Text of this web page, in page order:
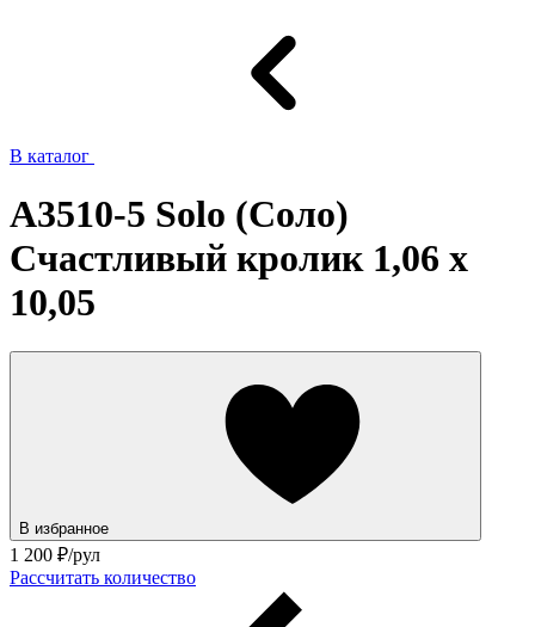
В каталог
A3510-5 Solo (Соло)
Счастливый кролик 1,06 х
10,05
В избранное
1 200 ₽/рул
Рассчитать количество